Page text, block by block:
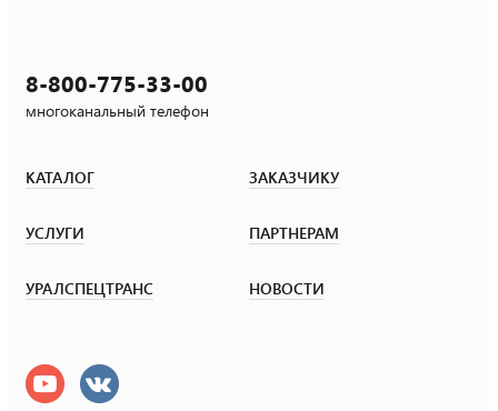
8-800-775-33-00
многоканальный телефон
КАТАЛОГ ЗАКАЗЧИКУ
УСЛУГИ ПАРТНЕРАМ
УРАЛСПЕЦТРАНС НОВОСТИ